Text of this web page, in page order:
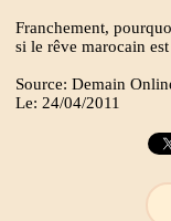
Franchement,
si le rêve marocain
Source: Demain
Le: 24/04/2011